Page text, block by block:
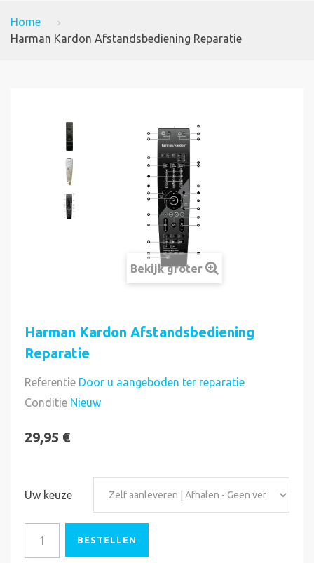
Home
Harman Kardon Afstandsbediening Reparatie
Bekijk groter
Harman Kardon Afstandsbediening
Reparatie
Referentie Door u aangeboden ter reparatie
Conditie Nieuw
29,95 €
Uw keuze
BESTELLEN